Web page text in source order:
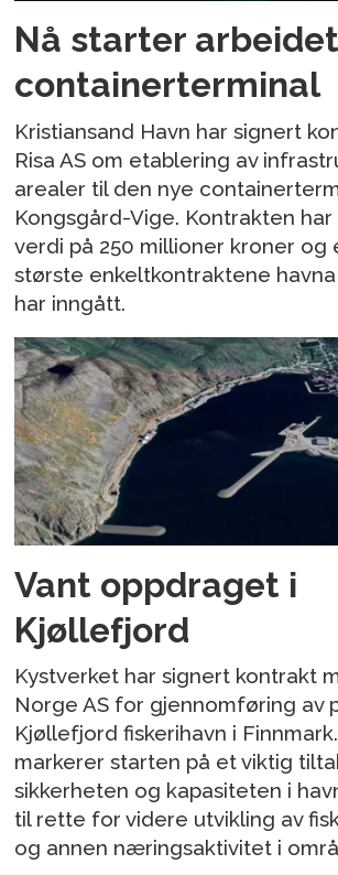
Nå starter
containerterminal
Kristiansand Havn har signert
Risa AS om etablering av
arealer til den nye
Kongsgård-Vige. Kontrakten
verdi på 250 millioner kroner og
største enkeltkontraktene
har inngått.
Vant oppdraget i
Kjøllefjord
Kystverket har signert kontrakt
Norge AS for gjennomføring av
Kjøllefjord fiskerihavn i
markerer starten på et viktig
sikkerheten og kapasiteten i
til rette for videre utvikling av
og annen næringsaktivitet i